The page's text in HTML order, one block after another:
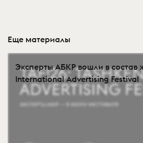
Еще материалы
Эксперты АБКР вошли в состав
International Advertising Festival